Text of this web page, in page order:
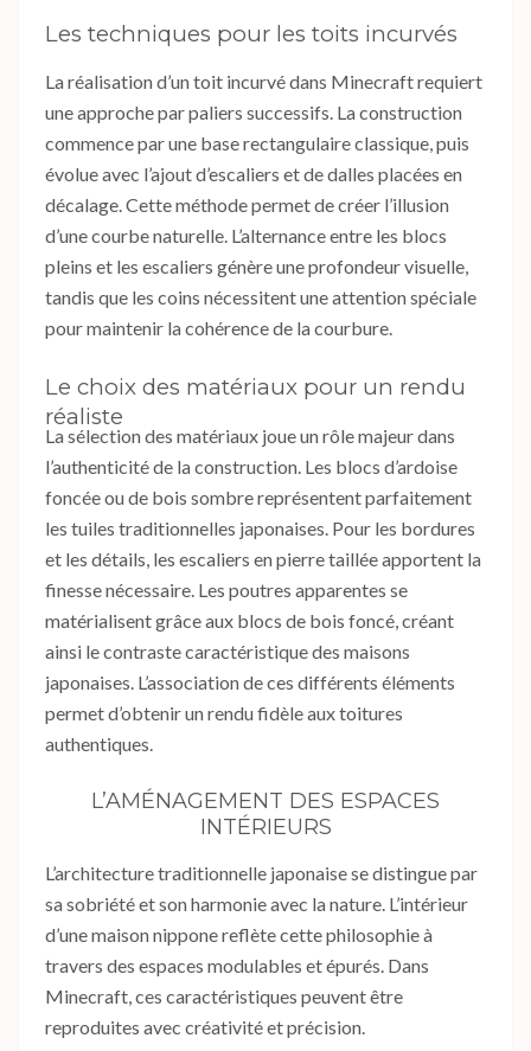
Les techniques pour les toits incurvés
La réalisation d’un toit incurvé dans Minecraft requiert
une approche par paliers successifs. La construction
commence par une base rectangulaire classique, puis
évolue avec l’ajout d’escaliers et de dalles placées en
décalage. Cette méthode permet de créer l’illusion
d’une courbe naturelle. L’alternance entre les blocs
pleins et les escaliers génère une profondeur visuelle,
tandis que les coins nécessitent une attention spéciale
pour maintenir la cohérence de la courbure.
Le choix des matériaux pour un rendu
réaliste
La sélection des matériaux joue un rôle majeur dans
l’authenticité de la construction. Les blocs d’ardoise
foncée ou de bois sombre représentent parfaitement
les tuiles traditionnelles japonaises. Pour les bordures
et les détails, les escaliers en pierre taillée apportent la
finesse nécessaire. Les poutres apparentes se
matérialisent grâce aux blocs de bois foncé, créant
ainsi le contraste caractéristique des maisons
japonaises. L’association de ces différents éléments
permet d’obtenir un rendu fidèle aux toitures
authentiques.
L’AMÉNAGEMENT DES ESPACES
INTÉRIEURS
L’architecture traditionnelle japonaise se distingue par
sa sobriété et son harmonie avec la nature. L’intérieur
d’une maison nippone reflète cette philosophie à
travers des espaces modulables et épurés. Dans
Minecraft, ces caractéristiques peuvent être
reproduites avec créativité et précision.